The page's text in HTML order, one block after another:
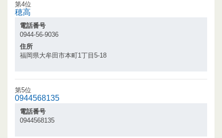
第4位
穂高
電話番号
0944-56-9036
住所
福岡県大牟田市本町1丁目5-18
第5位
0944568135
電話番号
0944568135